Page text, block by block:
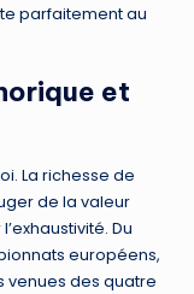
parfaitement au
et
La richesse de
de la valeur
Du
européens,
venues des quatre